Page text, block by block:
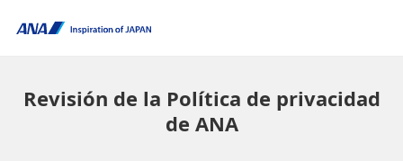
Revisión de la Política de privacidad
de ANA